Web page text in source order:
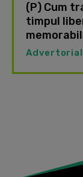
(P) Cum
timpul